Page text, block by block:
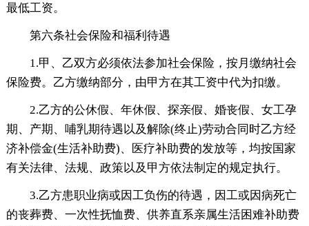
最低工资。
第六条社会保险和福利待遇
1.甲、乙双方必须依法参加社会保险，按月缴纳社会
保险费。乙方缴纳部分，由甲方在其工资中代为扣缴。
2.乙方的公休假、年休假、探亲假、婚丧假、女工孕
期、产期、哺乳期待遇以及解除(终止)劳动合同时乙方经
济补偿金(生活补助费)、医疗补助费的发放等，均按国家
有关法律、法规、政策以及甲方依法制定的规定执行。
3.乙方患职业病或因工负伤的待遇，因工或因病死亡
的丧葬费、一次性抚恤费、供养直系亲属生活困难补助费